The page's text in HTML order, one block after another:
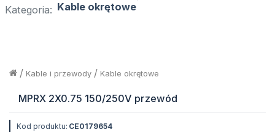
Kategoria: Kable okrętowe
Kable okrętowe
/
Kable i przewody
/
MPRX 2X0.75 150/250V przewód
Kod produktu: CE0179654